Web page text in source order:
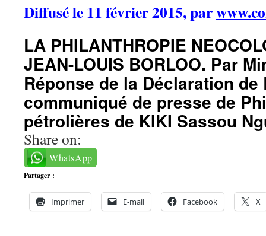
Diffusé le 11 février 2015, par
LA PHILANTHROPIE
JEAN-LOUIS BORLOO. Par
Réponse de la Déclaration de
communiqué de presse de
pétrolières de KIKI Sassou
Share on:
WhatsApp
Partager :
Imprimer E-mail Facebook X